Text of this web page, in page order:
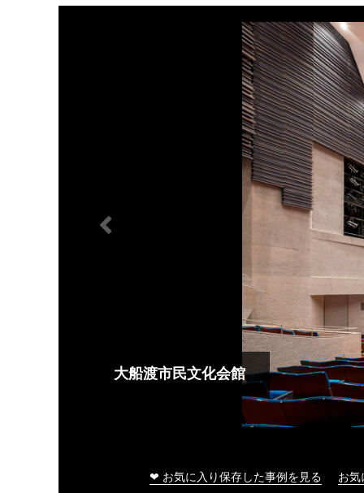
大船渡市民文化会館
❤ お気に入り保存した事例を見る お